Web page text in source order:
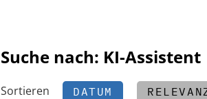
Suche nach: KI-Assistent
Sortieren DATUM